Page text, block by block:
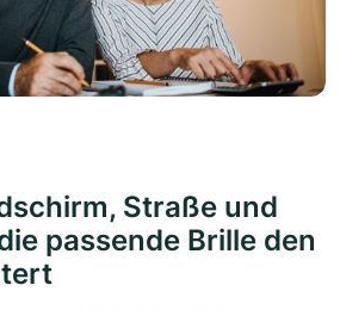
Straße und
passende Brille den